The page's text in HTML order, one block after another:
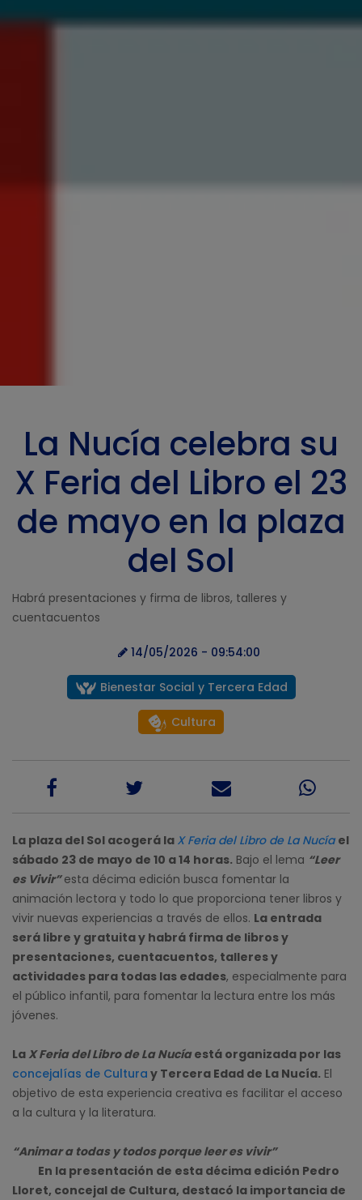
La Nucía celebra su
X Feria del Libro el 23
de mayo en la plaza
del Sol
Habrá presentaciones y firma de libros, talleres y
cuentacuentos
14/05/2026 - 09:54:00
Bienestar Social y Tercera Edad
Cultura
La plaza del Sol acogerá la X Feria del Libro de La Nucía el
sábado 23 de mayo de 10 a 14 horas. Bajo el lema “Leer
es Vivir”esta décima edición busca fomentar la
animación lectora y todo lo que proporciona tener libros y
vivir nuevas experiencias a través de ellos. La entrada
será libre y gratuita y habrá firma de libros y
presentaciones, cuentacuentos, talleres y
actividades para todas las edades, especialmente para
el público infantil, para fomentar la lectura entre los más
jóvenes.
La X Feria del Libro de La Nucíaestá organizada por las
concejalías de Cultura y Tercera Edad de La Nucía. El
objetivo de esta experiencia creativa es facilitar el acceso
a la cultura y la literatura.
“Animar a todas y todos porque leer es vivir”
En la presentación de esta décima edición Pedro
Lloret, concejal de Cultura, destacó la importancia de